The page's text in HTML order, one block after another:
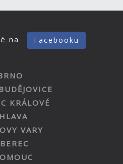
na Facebooku
KRÁLOVÉ
VARY